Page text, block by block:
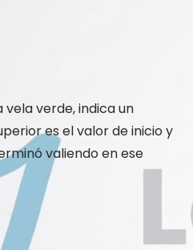
verde, indica un
es el valor de inicio y
valiendo en ese